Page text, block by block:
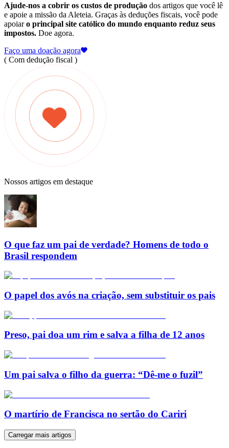
Ajude-nos a cobrir os custos de produção dos artigos que você lê
e apoie a missão da Aleteia. Graças às deduções fiscais, você pode
apoiaro principal site católico do mundo enquanto reduz seus
impostos. Doe agora.
Faço uma doação agora
( Com dedução fiscal )
Nossos artigos em destaque
O que faz um pai de verdade? Homens de todo o
Brasil respondem
O papel dos avós na criação, sem substituir os pais
Preso, pai doa um rim e salva a filha de 12 anos
Um pai salva o filho da guerra: “Dê-me o fuzil”
O martírio de Francisca no sertão do Cariri
Carregar mais artigos